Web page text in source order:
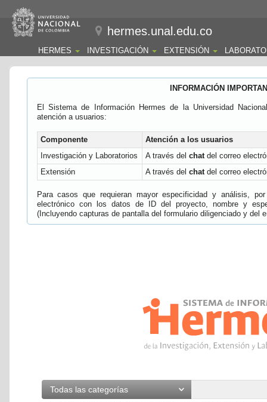
hermes.unal.edu.co
HERMES INVESTIGACIÓN EXTENSIÓN
INFORMACIÓN
El Sistema de Información Hermes de la Universidad
atención a usuarios:
Componente
Atención a los usuarios
Investigación y Laboratorios
A través del chatdel correo
Extensión
A través del chatdel correo
Para casos que requieran mayor especificidad y análisis,
electrónico con los datos de ID del proyecto, nombre y
(Incluyendo capturas de pantalla del formulario diligenciado y del
Todas las categorías